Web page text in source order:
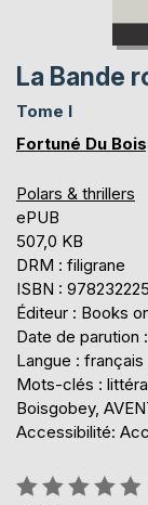
La Bande
Tome I
Fortuné Du
Polars & thrillers
ePUB
507,0 KB
DRM : filigrane
ISBN :
Éditeur : Books
Date de parution
Langue : français
Mots-clés :
Boisgobey,
Accessibilité:
Évaluation: